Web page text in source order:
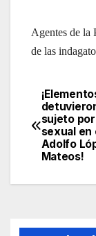
Agentes de la
de las
de
sujeto
sexual en
Adolfo
Mateos!